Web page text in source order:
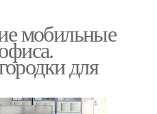
мобильные
для